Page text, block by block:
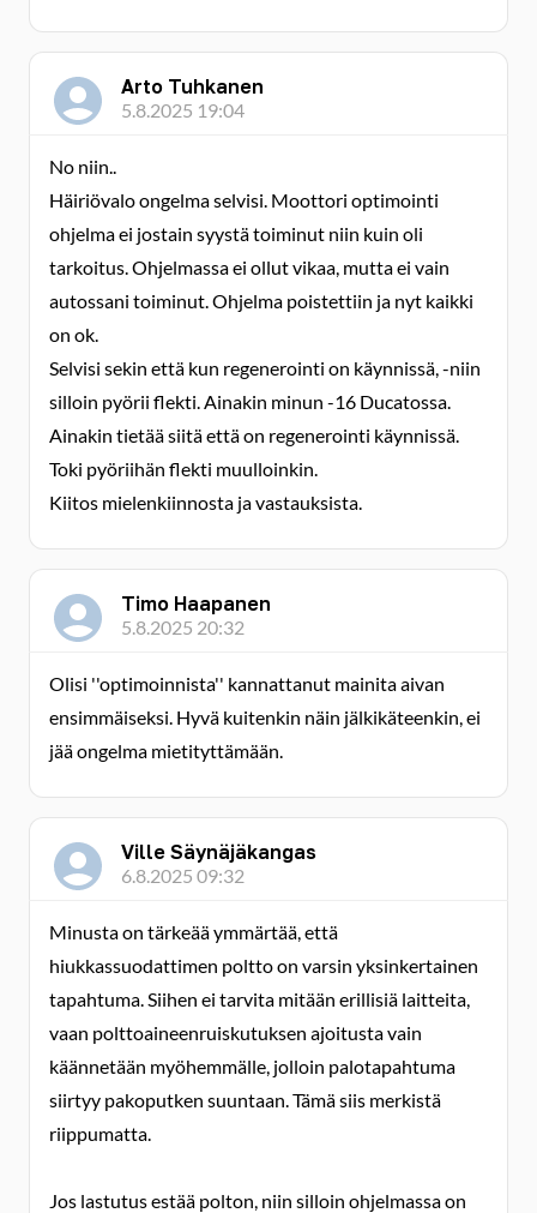
Arto Tuhkanen
5.8.2025 19:04
No niin..
Häiriövalo ongelma selvisi. Moottori optimointi
ohjelma ei jostain syystä toiminut niin kuin oli
tarkoitus. Ohjelmassa ei ollut vikaa, mutta ei vain
autossani toiminut. Ohjelma poistettiin ja nyt kaikki
on ok.
Selvisi sekin että kun regenerointi on käynnissä, -niin
silloin pyörii flekti. Ainakin minun -16 Ducatossa.
Ainakin tietää siitä että on regenerointi käynnissä.
Toki pyöriihän flekti muulloinkin.
Kiitos mielenkiinnosta ja vastauksista.
Timo Haapanen
5.8.2025 20:32
Olisi ''optimoinnista'' kannattanut mainita aivan
ensimmäiseksi. Hyvä kuitenkin näin jälkikäteenkin, ei
jää ongelma mietityttämään.
Ville Säynäjäkangas
6.8.2025 09:32
Minusta on tärkeää ymmärtää, että
hiukkassuodattimen poltto on varsin yksinkertainen
tapahtuma. Siihen ei tarvita mitään erillisiä laitteita,
vaan polttoaineenruiskutuksen ajoitusta vain
käännetään myöhemmälle, jolloin palotapahtuma
siirtyy pakoputken suuntaan. Tämä siis merkistä
riippumatta.
Jos lastutus estää polton, niin silloin ohjelmassa on